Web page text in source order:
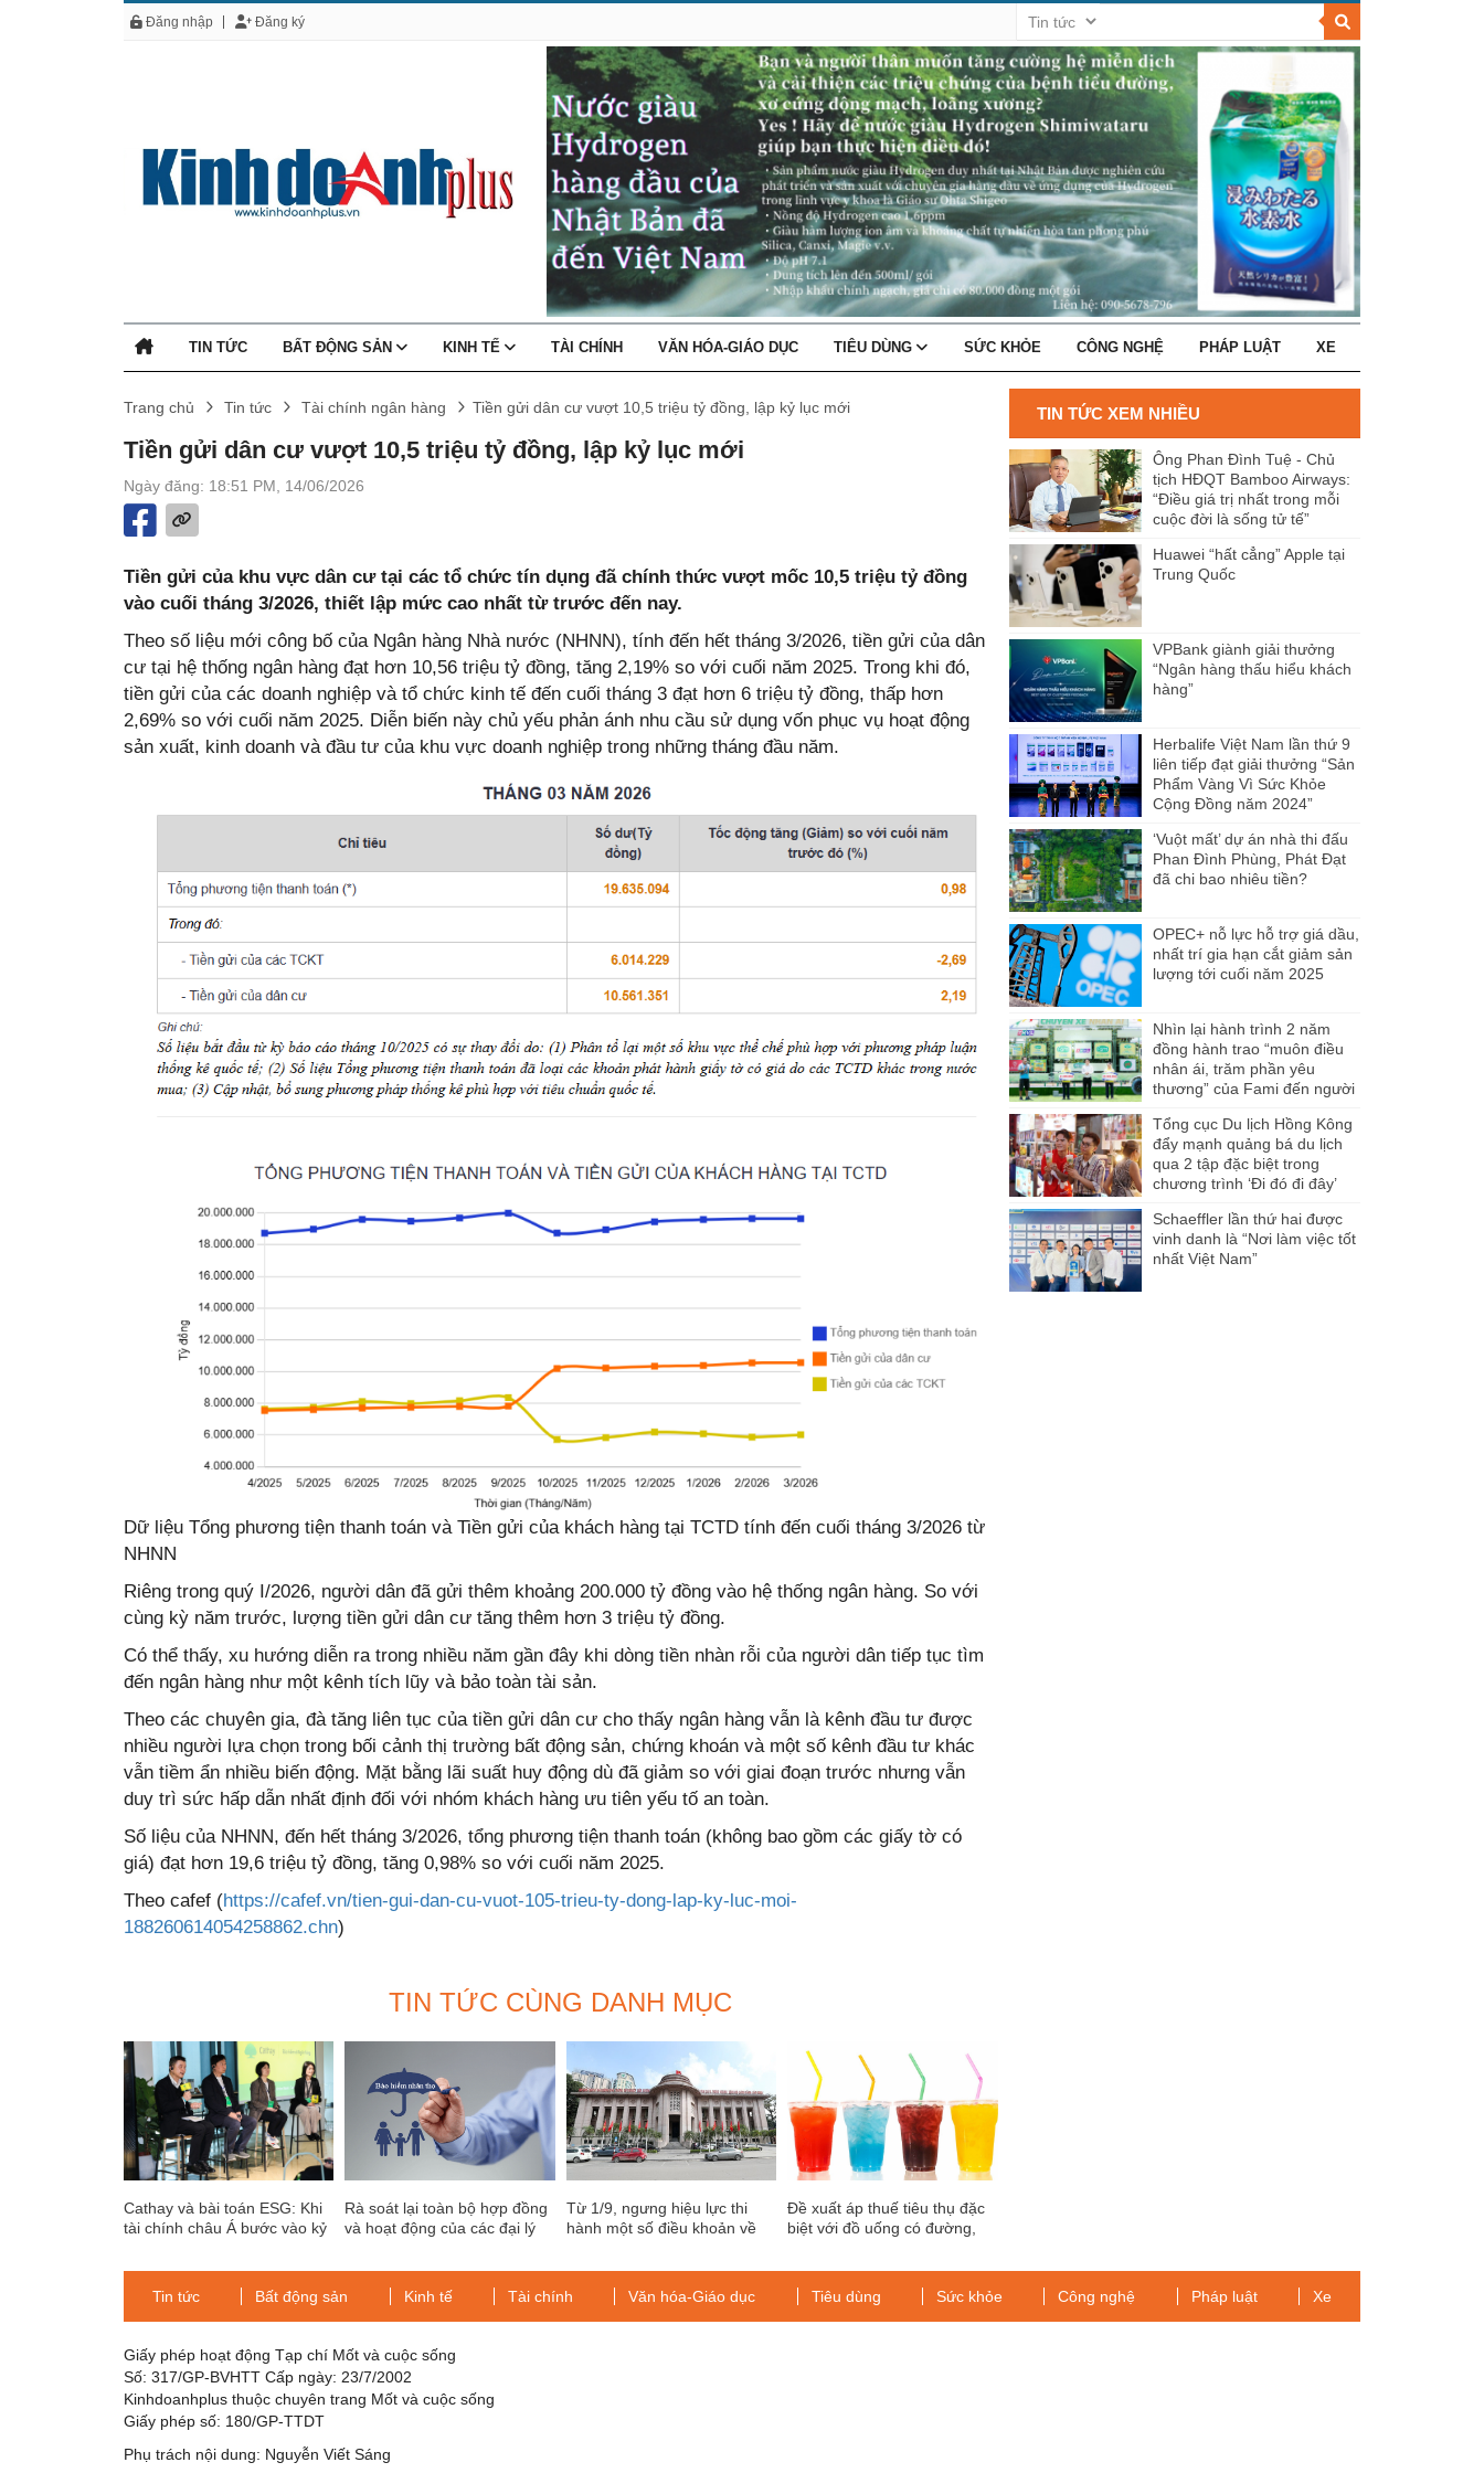
Đăng nhập Đăng ký
TIN TỨC BẤT ĐỘNG SẢN KINH TẾ TÀI CHÍNH VĂN HÓA-GIÁO DỤC TIÊU DÙNG SỨC KHỎE CÔNG NGHỆ PHÁP LUẬT XE
Trang chủ Tin tức Tài chính ngân hàng Tiền gửi dân cư vượt 10,5 triệu tỷ đồng, lập kỷ lục mới
Tiền gửi dân cư vượt 10,5 triệu tỷ đồng, lập kỷ lục mới
Ngày đăng: 18:51 PM, 14/06/2026
Tiền gửi của khu vực dân cư tại các tổ chức tín dụng đã chính thức vượt mốc 10,5 triệu tỷ đồng
vào cuối tháng 3/2026, thiết lập mức cao nhất từ trước đến nay.
Theo số liệu mới công bố của Ngân hàng Nhà nước (NHNN), tính đến hết tháng 3/2026, tiền gửi của dân
cư tại hệ thống ngân hàng đạt hơn 10,56 triệu tỷ đồng, tăng 2,19% so với cuối năm 2025. Trong khi đó,
tiền gửi của các doanh nghiệp và tổ chức kinh tế đến cuối tháng 3 đạt hơn 6 triệu tỷ đồng, thấp hơn
2,69% so với cuối năm 2025. Diễn biến này chủ yếu phản ánh nhu cầu sử dụng vốn phục vụ hoạt động
sản xuất, kinh doanh và đầu tư của khu vực doanh nghiệp trong những tháng đầu năm.
Dữ liệu Tổng phương tiện thanh toán và Tiền gửi của khách hàng tại TCTD tính đến cuối tháng 3/2026 từ
NHNN
Riêng trong quý I/2026, người dân đã gửi thêm khoảng 200.000 tỷ đồng vào hệ thống ngân hàng. So với
cùng kỳ năm trước, lượng tiền gửi dân cư tăng thêm hơn 3 triệu tỷ đồng.
Có thể thấy, xu hướng diễn ra trong nhiều năm gần đây khi dòng tiền nhàn rỗi của người dân tiếp tục tìm
đến ngân hàng như một kênh tích lũy và bảo toàn tài sản.
Theo các chuyên gia, đà tăng liên tục của tiền gửi dân cư cho thấy ngân hàng vẫn là kênh đầu tư được
nhiều người lựa chọn trong bối cảnh thị trường bất động sản, chứng khoán và một số kênh đầu tư khác
vẫn tiềm ẩn nhiều biến động. Mặt bằng lãi suất huy động dù đã giảm so với giai đoạn trước nhưng vẫn
duy trì sức hấp dẫn nhất định đối với nhóm khách hàng ưu tiên yếu tố an toàn.
Số liệu của NHNN, đến hết tháng 3/2026, tổng phương tiện thanh toán (không bao gồm các giấy tờ có
giá) đạt hơn 19,6 triệu tỷ đồng, tăng 0,98% so với cuối năm 2025.
Theo cafef (https://cafef.vn/tien-gui-dan-cu-vuot-105-trieu-ty-dong-lap-ky-luc-moi-
188260614054258862.chn)
TIN TỨC CÙNG DANH MỤC
Cathay và bài toán ESG: Khi
tài chính châu Á bước vào kỷ
vững
Rà soát lại toàn bộ hợp đồng
và hoạt động của các đại lý
Từ 1/9, ngưng hiệu lực thi
hành một số điều khoản về
Đề xuất áp thuế tiêu thụ đặc
biệt với đồ uống có đường,
TIN TỨC XEM NHIỀU
Ông Phan Đình Tuệ - Chủ
tịch HĐQT Bamboo Airways:
“Điều giá trị nhất trong mỗi
cuộc đời là sống tử tế”
Huawei “hất cẳng” Apple tại
Trung Quốc
VPBank giành giải thưởng
“Ngân hàng thấu hiểu khách
hàng”
Herbalife Việt Nam lần thứ 9
liên tiếp đạt giải thưởng “Sản
Phẩm Vàng Vì Sức Khỏe
Cộng Đồng năm 2024”
‘Vuột mất’ dự án nhà thi đấu
Phan Đình Phùng, Phát Đạt
đã chi bao nhiêu tiền?
OPEC+ nỗ lực hỗ trợ giá dầu,
nhất trí gia hạn cắt giảm sản
lượng tới cuối năm 2025
Nhìn lại hành trình 2 năm
đồng hành trao “muôn điều
nhân ái, trăm phần yêu
thương” của Fami đến người
Tổng cục Du lịch Hồng Kông
đẩy mạnh quảng bá du lịch
qua 2 tập đặc biệt trong
chương trình ‘Đi đó đi đây’
Schaeffler lần thứ hai được
vinh danh là “Nơi làm việc tốt
nhất Việt Nam”
Tin tức Bất động sản Kinh tế Tài chính Văn hóa-Giáo dục Tiêu dùng Sức khỏe Công nghệ Pháp luật Xe
Giấy phép hoạt động Tạp chí Mốt và cuộc sống
Số: 317/GP-BVHTT Cấp ngày: 23/7/2002
Kinhdoanhplus thuộc chuyên trang Mốt và cuộc sống
Giấy phép số: 180/GP-TTDT
Phụ trách nội dung: Nguyễn Viết Sáng